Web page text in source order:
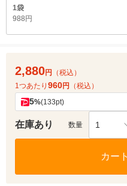
1袋
988円
2,880円
（税込）
1つあたり 960円 （税込）
5%(133pt)
在庫あり 数量 1
カー